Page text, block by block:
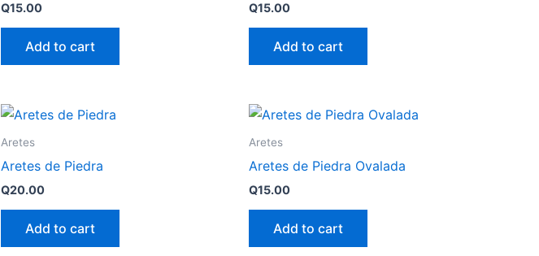
Q15.00
Add to cart
Q15.00
Add to cart
Aretes
Aretes de Piedra
Q20.00
Add to cart
Aretes
Aretes de Piedra Ovalada
Q15.00
Add to cart